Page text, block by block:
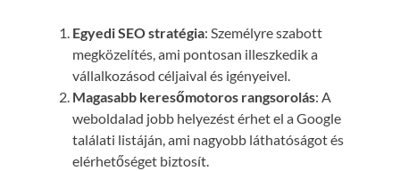
Egyedi SEO stratégia: Személyre szabott
megközelítés, ami pontosan illeszkedik a
vállalkozásod céljaival és igényeivel.
Magasabb keresőmotoros rangsorolás: A
weboldalad jobb helyezést érhet el a Google
találati listáján, ami nagyobb láthatóságot és
elérhetőséget biztosít.